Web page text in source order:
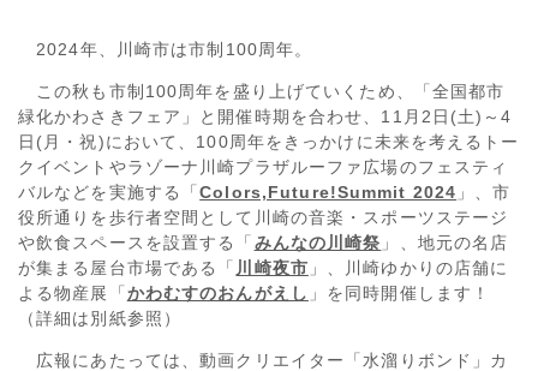
2024年、川崎市は市制100周年。
この秋も市制100周年を盛り上げていくため、「全国都市
緑化かわさきフェア」と開催時期を合わせ、11月2日(土)～4
日(月・祝)において、100周年をきっかけに未来を考えるトー
クイベントやラゾーナ川崎プラザルーファ広場のフェスティ
バルなどを実施する「Colors,Future!Summit 2024 」、市
役所通りを歩行者空間として川崎の音楽・スポーツステージ
や飲食スペースを設置する「 みんなの川崎祭 」、地元の名店
が集まる屋台市場である「 川崎夜市 」、川崎ゆかりの店舗に
よる物産展「 かわむすのおんがえし 」を同時開催します！
（詳細は別紙参照）
広報にあたっては、動画クリエイター「水溜りボンド」カ